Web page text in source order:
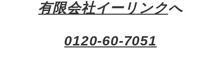
有限会社イーリンクへ
0120-60-7051